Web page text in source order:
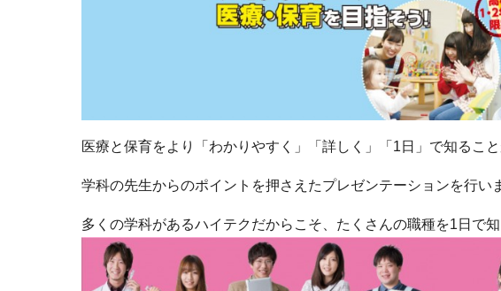
医療と保育をより「わかりやすく」「詳しく」「1日」で知ること
学科の先生からのポイントを押さえたプレゼンテーションを行い
多くの学科があるハイテクだからこそ、たくさんの職種を1日で知